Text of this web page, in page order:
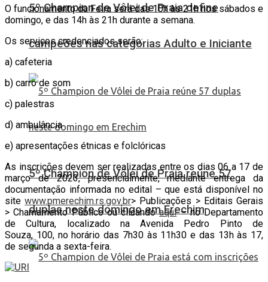
5º Champion de Vôlei de Praia define
campeões nas categorias Adulto e Iniciante
5º Champion de Vôlei de Praia reúne 57
duplas neste domingo em Erechim
O funcionamento da Feira será das 10h às 21h nos sábados e
domingo, e das 14h às 21h durante a semana.
Os serviços credenciados serão:
a) cafeteria
b) carro de som
c) palestras
d) ambulância
e) apresentações étnicas e folclóricas
As inscrições devem ser realizadas entre os dias 06 a 17 de
março de 2023, presencialmente, mediante entrega da
documentação informada no edital – que está disponível no
sitewww.pmerechim.rs.gov.br> Publicações > Editais Gerais
> Chamamento Público ou clicandoaqui– no Departamento
de Cultura, localizado na Avenida Pedro Pinto de
Souza, 100, no horário das 7h30 às 11h30 e das 13h às 17,
de segunda a sexta-feira.